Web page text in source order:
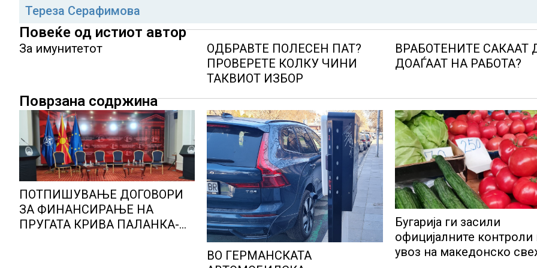
Тереза Серафимова
Повеќе од истиот автор
За имунитетот
ОДБРАВТЕ ПОЛЕСЕН ПАТ?
ПРОВЕРЕТЕ КОЛКУ ЧИНИ
ТАКВИОТ ИЗБОР
ВРАБОТЕНИТЕ САКААТ
ДОАЃААТ НА РАБОТА?
Поврзана содржина
ПОТПИШУВАЊЕ ДОГОВОРИ
ЗА ФИНАНСИРАЊЕ НА
ПРУГАТА КРИВА ПАЛАНКА-
ВО ГЕРМАНСКАТА
Бугарија ги засили
официјалните контроли
увоз на македонско